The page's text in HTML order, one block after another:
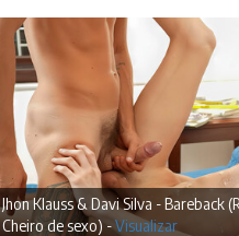
Jhon Klauss & Davi Silva - Bareback
Cheiro de sexo) -Visualizar